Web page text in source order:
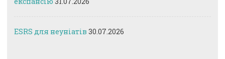
ESRS для неуніатів 30.07.2026